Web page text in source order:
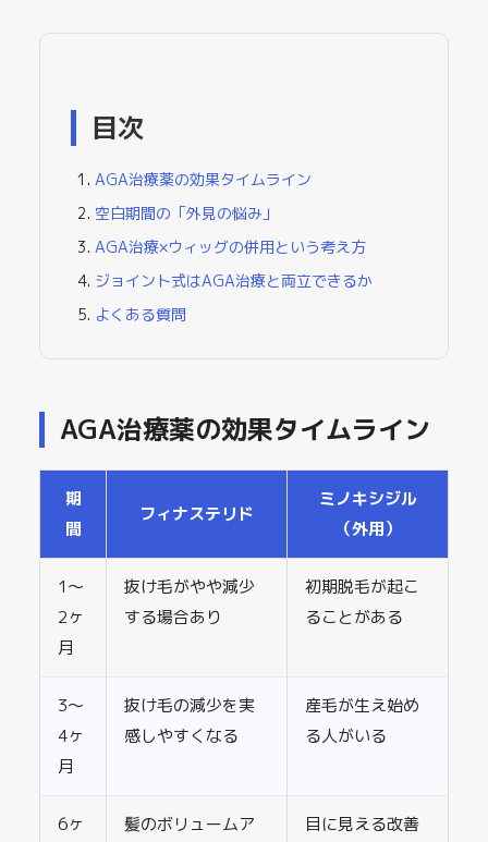
目次
AGA治療薬の効果タイムライン
空白期間の「外見の悩み」
AGA治療×ウィッグの併用という考え方
ジョイント式はAGA治療と両立できるか
よくある質問
AGA治療薬の効果タイムライン
期
間
フィナステリド
ミノキシジル
（外用）
1〜
2ヶ
月
抜け毛がやや減少
する場合あり
初期脱毛が起こ
ることがある
3〜
4ヶ
月
抜け毛の減少を実
感しやすくなる
産毛が生え始め
る人がいる
6ヶ
髪のボリュームア
目に見える改善